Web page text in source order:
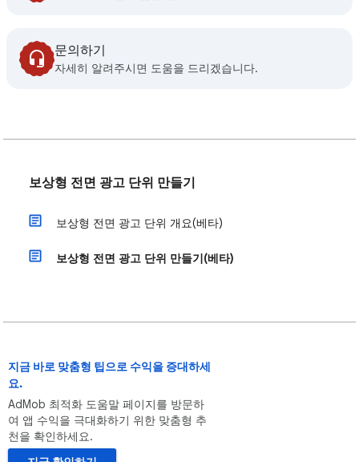
문의하기
자세히 알려주시면 도움을 드리겠습니다.
보상형 전면 광고 단위 만들기
보상형 전면 광고 단위 개요(베타)
보상형 전면 광고 단위 만들기(베타)
지금 바로 맞춤형 팁으로 수익을 증대하세
요.
AdMob 최적화 도움말 페이지를 방문하
여 앱 수익을 극대화하기 위한 맞춤형 추
천을 확인하세요.